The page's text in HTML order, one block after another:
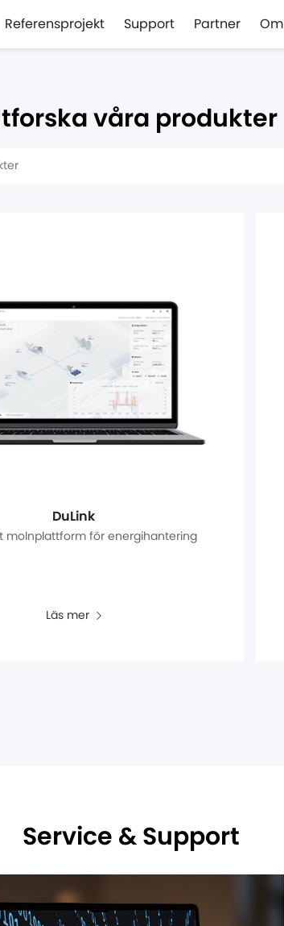
Referensprojekt Support Partner Om
våra produkter
DuLink
molnplattform för energihantering
Läs mer
Service & Support